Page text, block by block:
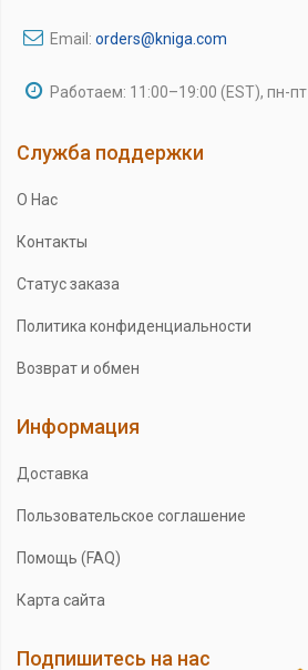
Email: orders@kniga.com
Работаем: 11:00–19:00 (EST), пн-пт
Служба поддержки
О Нас
Контакты
Статус заказа
Политика конфиденциальности
Возврат и обмен
Информация
Доставка
Пользовательское соглашение
Помощь (FAQ)
Карта сайта
Подпишитесь на нас